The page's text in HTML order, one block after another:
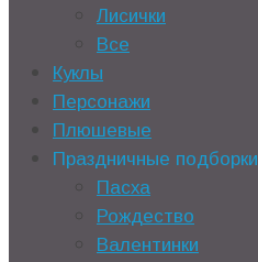
Лисички
Все
Куклы
Персонажи
Плюшевые
Праздничные подборки
Пасха
Рождество
Валентинки